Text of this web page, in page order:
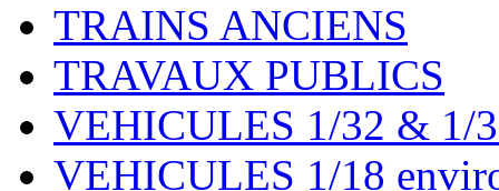
TRAINS ANCIENS
TRAVAUX PUBLICS
VEHICULES 1/32 & 1/
VEHICULES 1/18